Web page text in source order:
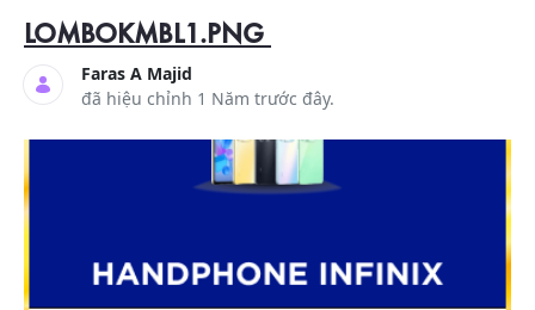
LOMBOKMBL1.PNG
Faras A Majid
đã hiệu chỉnh 1 Năm trước đây.